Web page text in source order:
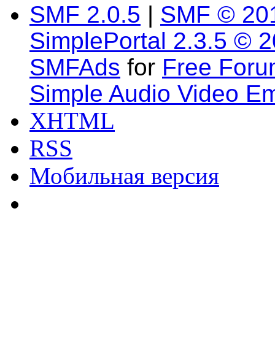
SMF 2.0.5 | SMF ©
SimplePortal 2.3.5 ©
SMFAds for Free
Simple Audio Video
XHTML
RSS
Мобильная версия